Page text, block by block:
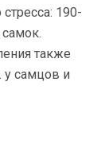
190-
также
у самцов и